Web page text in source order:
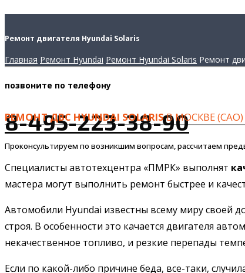
Ремонт двигателя Hyundai Solaris
Главная Ремонт Hyundai Ремонт Hyundai Solaris Ремонт
позвоните по телефону
8-495-223-38-90
Проконсультируем по возникшим вопросам, рассчитаем
РЕМОНТ ДВС HYUNDAI SOLARISВ МОСКВЕ (САО)
Специалисты автотехцентра «ПМРК» выполнят
мастера могут выполнить ремонт быстрее и
Автомобили Hyundai известны всему миру своей
строя. В особенности это качается двигателя
некачественное топливо, и резкие перепады
Если по какой-либо причине беда, все-таки,